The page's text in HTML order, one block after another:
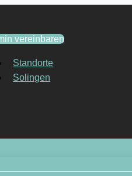
vereinbaren
Standorte
Solingen